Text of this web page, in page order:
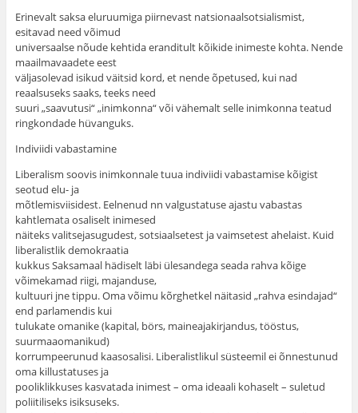
Erinevalt saksa eluruumiga piirnevast natsionaalsotsialismist,
esitavad need võimud
universaalse nõude kehtida eranditult kõikide inimeste kohta. Nende
maailmavaadete eest
väljasolevad isikud väitsid kord, et nende õpetused, kui nad
reaalsuseks saaks, teeks need
suuri „saavutusi“ „inimkonna“ või vähemalt selle inimkonna teatud
ringkondade hüvanguks.
Indiviidi vabastamine
Liberalism soovis inimkonnale tuua indiviidi vabastamise kõigist
seotud elu- ja
mõtlemisviisidest. Eelnenud nn valgustatuse ajastu vabastas
kahtlemata osaliselt inimesed
näiteks valitsejasugudest, sotsiaalsetest ja vaimsetest ahelaist. Kuid
liberalistlik demokraatia
kukkus Saksamaal hädiselt läbi ülesandega seada rahva kõige
võimekamad riigi, majanduse,
kultuuri jne tippu. Oma võimu kõrghetkel näitasid „rahva esindajad“
end parlamendis kui
tulukate omanike (kapital, börs, maineajakirjandus, tööstus,
suurmaaomanikud)
korrumpeerunud kaasosalisi. Liberalistlikul süsteemil ei õnnestunud
oma killustatuses ja
pooliklikkuses kasvatada inimest – oma ideaali kohaselt – suletud
poliitiliseks isiksuseks.